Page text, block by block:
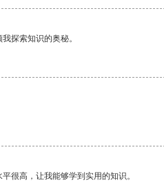
探索知识的奥秘。
很高，让我能够学到实用的知识。